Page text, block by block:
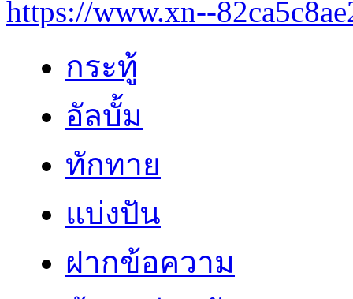
https://www.xn--
กระทู้
อัลบั้ม
ทักทาย
แบ่งปัน
ฝากข้อความ